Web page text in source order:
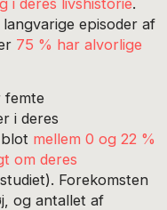
i deres livshistorie.
episoder af
75 % har alvorlige
femte
i deres
mellem 0 og 22 %
om deres
Forekomsten
og antallet af